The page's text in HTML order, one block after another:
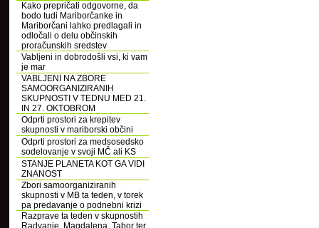
Kako prepričati odgovorne, da
bodo tudi Mariborčanke in
Mariborčani lahko predlagali in
odločali o delu občinskih
proračunskih sredstev
Vabljeni in dobrodošli vsi, ki vam
je mar
VABLJENI NA ZBORE
SAMOORGANIZIRANIH
SKUPNOSTI V TEDNU MED 21.
IN 27. OKTOBROM
Odprti prostori za krepitev
skupnosti v mariborski občini
Odprti prostori za medsosedsko
sodelovanje v svoji MČ ali KS
STANJE PLANETA KOT GA VIDI
ZNANOST
Zbori samoorganiziranih
skupnosti v MB ta teden, v torek
pa predavanje o podnebni krizi
Razprave ta teden v skupnostih
Radvanje, Magdalena, Tabor ter